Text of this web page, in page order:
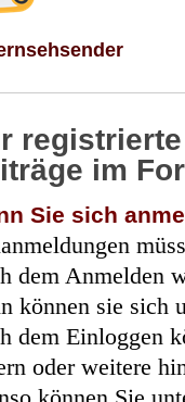
im
Sie sich
dem Anmelden
können sie sich
dem Einloggen
oder weitere